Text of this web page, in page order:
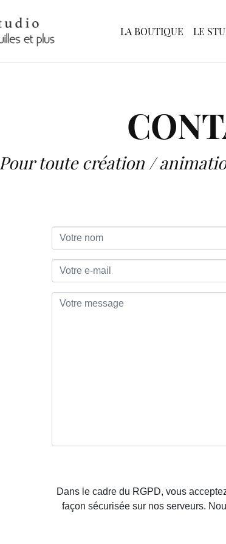
LA BOUTIQUE LE
Pour toute création /
Dans le cadre du RGPD, vous
façon sécurisée sur nos serveurs.